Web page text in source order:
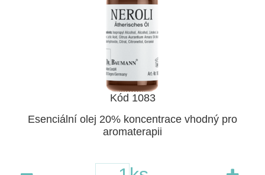
Kód 1083
Esenciální olej 20% koncentrace vhodný pro
aromaterapii